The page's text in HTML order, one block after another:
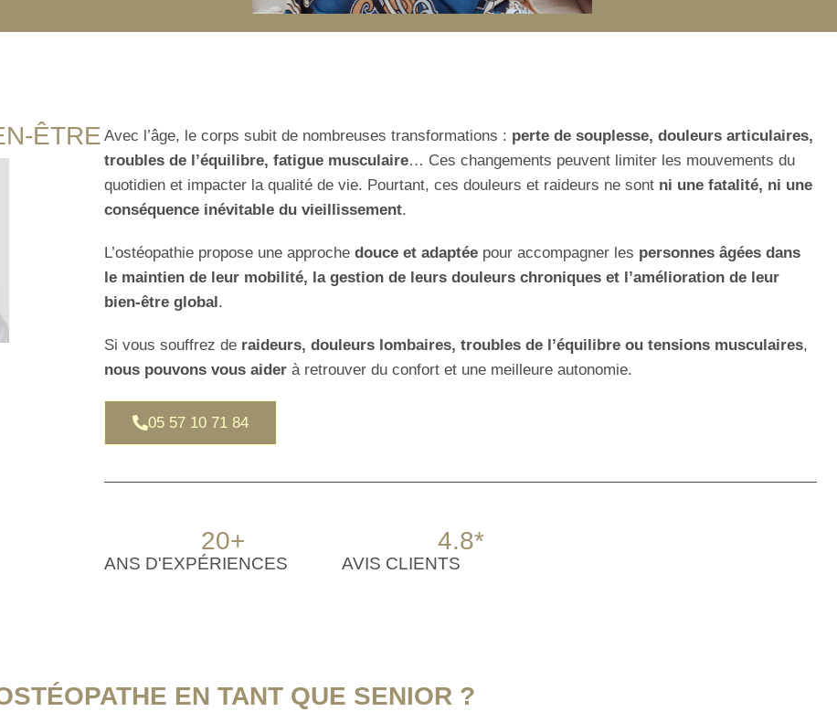
ÊTRE Avec l’âge, le corps subit de nombreuses transformations : perte de souplesse, douleurs articulaires,
troubles de l’équilibre, fatigue musculaire… Ces changements peuvent limiter les mouvements du
quotidien et impacter la qualité de vie. Pourtant, ces douleurs et raideurs ne sont ni une fatalité, ni une
conséquence inévitable du vieillissement.
L’ostéopathie propose une approche douce et adaptée pour accompagner les personnes âgées dans
le maintien de leur mobilité, la gestion de leurs douleurs chroniques et l’amélioration de leur
bien-être global .
Si vous souffrez de raideurs, douleurs lombaires, troubles de l’équilibre ou tensions musculaires,
nous pouvons vous aider à retrouver du confort et une meilleure autonomie.
05 57 10 71 84
ANS D'EXPÉRIENCES
20+
AVIS CLIENTS
4.8*
EN TANT QUE SENIOR ?